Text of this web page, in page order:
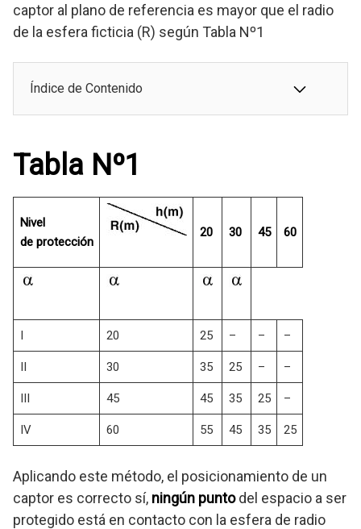
captor al plano de referencia es mayor que el radio
de la esfera ficticia (R) según Tabla Nº1
Índice de Contenido
Tabla Nº1
Nivel
de protección
20 30 45 60
I 20 25 – – –
II 30 35 25 – –
III 45 45 35 25 –
IV 60 55 45 35 25
Aplicando este método, el posicionamiento de un
captor es correcto sí, ningún puntodel espacio a ser
protegido está en contacto con la esfera de radio